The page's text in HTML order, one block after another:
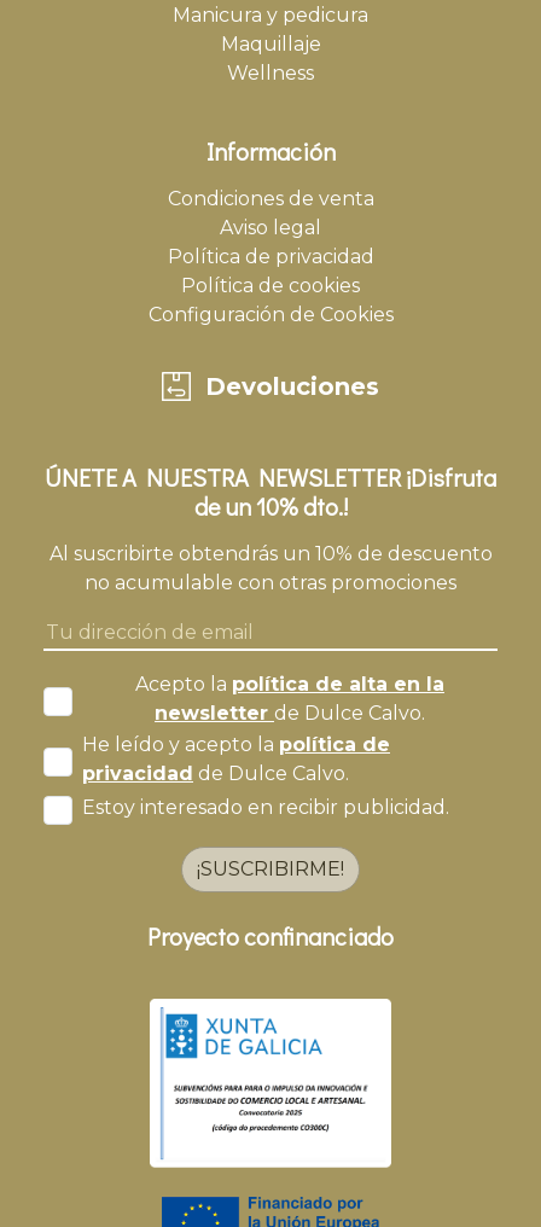
Manicura y pedicura
Maquillaje
Wellness
Información
Condiciones de venta
Aviso legal
Política de privacidad
Política de cookies
Configuración de Cookies
Devoluciones
ÚNETE A NUESTRA NEWSLETTER ¡Disfruta
de un 10% dto.!
Al suscribirte obtendrás un 10% de descuento
no acumulable con otras promociones
Acepto la política de alta en la
newsletter de Dulce Calvo.
He leído y acepto la política de
privacidad de Dulce Calvo.
Estoy interesado en recibir publicidad.
¡SUSCRIBIRME!
Proyecto confinanciado